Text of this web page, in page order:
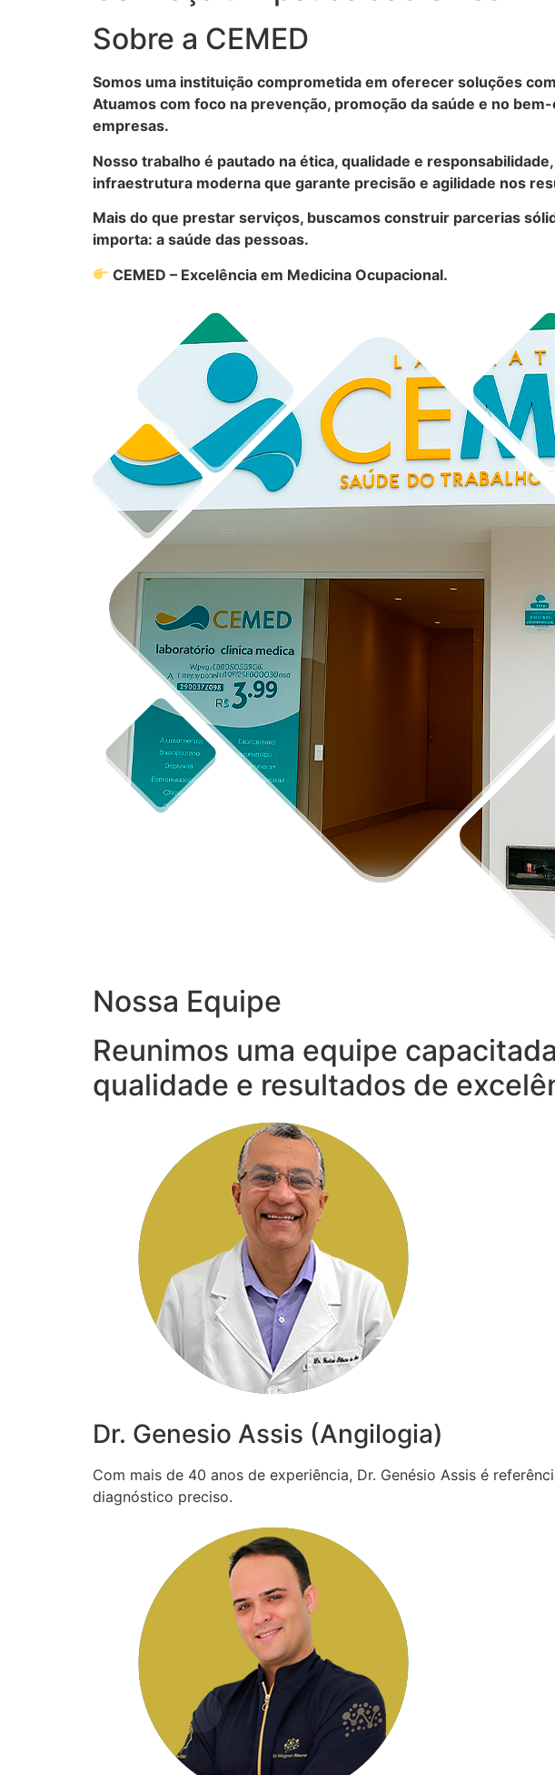
Sobre a CEMED
Somos uma instituição comprometida em oferecer soluções
Atuamos com foco na prevenção, promoção da saúde e no
empresas.
Nosso trabalho é pautado na ética, qualidade e
infraestrutura moderna que garante precisão e agilidade nos
Mais do que prestar serviços, buscamos construir parcerias
importa: a saúde das pessoas.
CEMED – Excelência em Medicina Ocupacional.
Nossa Equipe
Reunimos uma equipe
qualidade e resultados de
Dr. Genesio Assis (Angilogia)
Com mais de 40 anos de experiência, Dr. Genésio Assis é
diagnóstico preciso.